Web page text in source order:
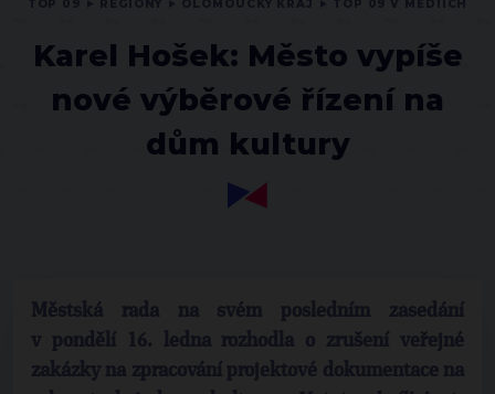
Karel Hošek: Město vypíše
nové výběrové řízení na
dům kultury
Městská rada na svém posledním zasedání
v pondělí 16. ledna rozhodla o zrušení veřejné
zakázky na zpracování projektové dokumentace na